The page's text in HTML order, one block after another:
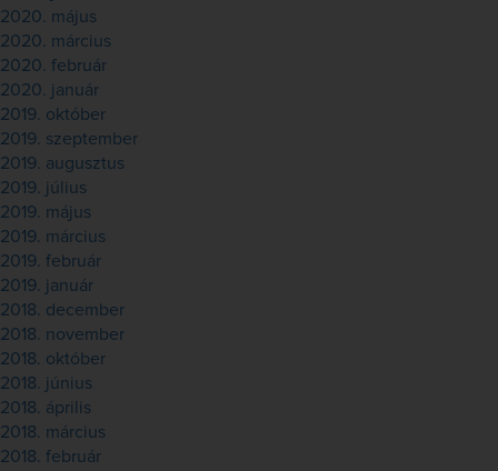
2020. május
2020. március
2020. február
2020. január
2019. október
2019. szeptember
2019. augusztus
2019. július
2019. május
2019. március
2019. február
2019. január
2018. december
2018. november
2018. október
2018. június
2018. április
2018. március
2018. február